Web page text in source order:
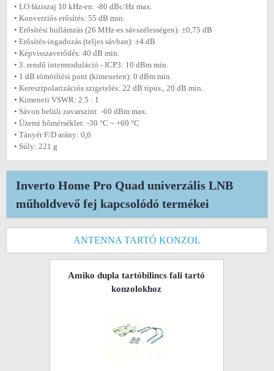
• LO fáziszaj 10 kHz-en: -80 dBc/Hz max.
• Konverziós erősítés: 55 dB min.
• Erősítési hullámzás (26 MHz-es sávszélességen): ±0,75 dB
• Erősítés-ingadozás (teljes sávban): ±4 dB
• Képvisszaverődés: 40 dB min.
• 3. rendű intermoduláció - ICP3: 10 dBm min.
• 1 dB tömörítési pont (kimeneten): 0 dBm min.
• Keresztpolarizációs szigetelés: 22 dB típus., 20 dB min.
• Kimeneti VSWR: 2.5 : 1
• Sávon belüli zavarszint: -60 dBm max.
• Üzemi hőmérséklet: -30 °C ~ +60 °C
• Tányér F/D arány: 0,6
• Súly: 221 g
Inverto Home Pro Quad univerzális LNB
műholdvevő fej kapcsolódó termékei
ANTENNA TARTÓ KONZOL
Amiko dupla tartóbilincs fali tartó
konzolokhoz